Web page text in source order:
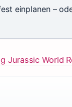
einplanen –
Jurassic World